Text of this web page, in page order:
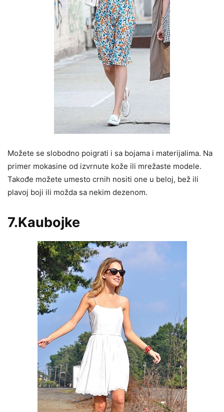
Možete se slobodno poigrati i sa bojama i materijalima. Na
primer mokasine od izvrnute kože ili mrežaste modele.
Takođe možete umesto crnih nositi one u beloj, bež ili
plavoj boji ili možda sa nekim dezenom.
7.Kaubojke